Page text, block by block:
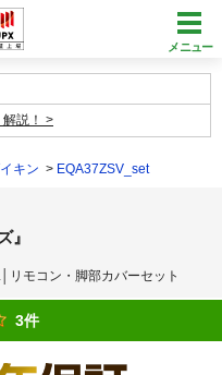
メニュー
説！
キン EQA37ZSV_set
』
モコン・脚部カバーセット
3件